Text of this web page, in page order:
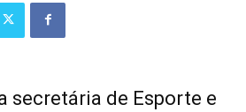
secretária de Esporte e